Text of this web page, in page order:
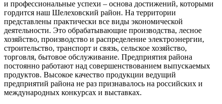
и профессиональные успехи – основа достижений, которыми
гордится наш Шелеховский район. На территории
представлены практически все виды экономической
деятельности. Это обрабатывающие производства, лесное
хозяйство, производство и распределение электроэнергии,
строительство, транспорт и связь, сельское хозяйство,
торговля, бытовое обслуживание. Предприятия района
постоянно работают над совершенствованием выпускаемых
продуктов. Высокое качество продукции ведущий
предприятий района не раз признавалось на российских и
международных конкурсах и выставках.